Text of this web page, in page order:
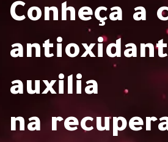
Conheça a
auxilia
na